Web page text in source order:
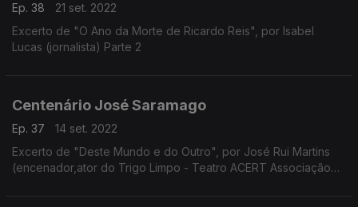
Ep. 38
21 set. 2022
Excerto de "O Ano da Morte de Ricardo Reis", por Isabel
Lucas (jornalista) Parte 2
Centenário José Saramago
Ep. 37
14 set. 2022
Excerto de "Deste Mundo e do Outro", por José Rui Martins
(encenador,ator do Trigo Limpo - Teatro ACERT Associação